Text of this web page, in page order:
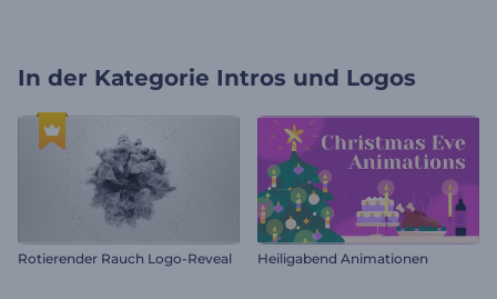
In der Kategorie Intros und Logos
Rotierender Rauch Logo-Reveal Heiligabend Animationen